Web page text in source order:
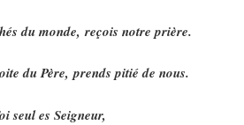
du monde, reçois notre prière.
du Père, prends pitié de nous.
seul es Seigneur,